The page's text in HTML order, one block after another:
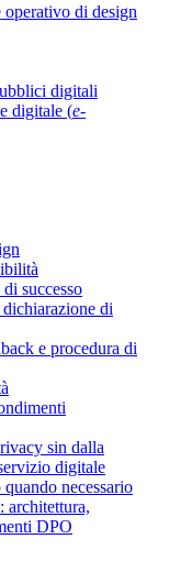
operativo di design
digitali
digitale (e-
successo
di
e procedura di
sin dalla
digitale
necessario
architettura,
DPO